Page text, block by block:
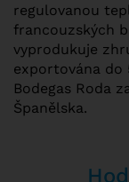
regulovanou
francouzských
vyprodukuje
exportována do
Bodegas Roda
Španělska.